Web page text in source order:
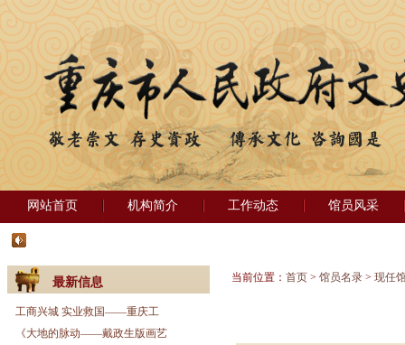
网站首页 机构简介 工作动态 馆员风采
最新信息
工商兴城 实业救国——重庆工
《大地的脉动——戴政生版画艺
当前位置： 首页 > 馆员名录 > 现任